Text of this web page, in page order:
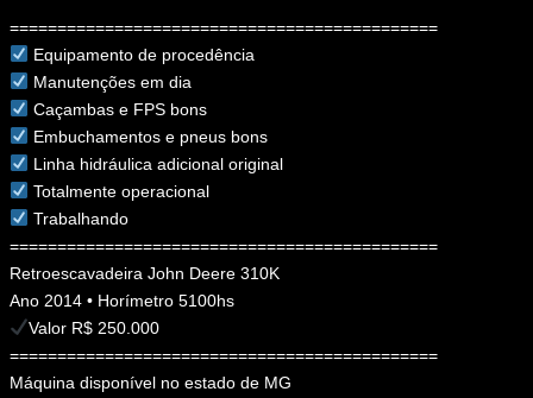
=============================================
Equipamento de procedência
Manutenções em dia
Caçambas e FPS bons
Embuchamentos e pneus bons
Linha hidráulica adicional original
Totalmente operacional
Trabalhando
=============================================
Retroescavadeira John Deere 310K
Ano 2014 • Horímetro 5100hs
Valor R$ 250.000
=============================================
Máquina disponível no estado de MG